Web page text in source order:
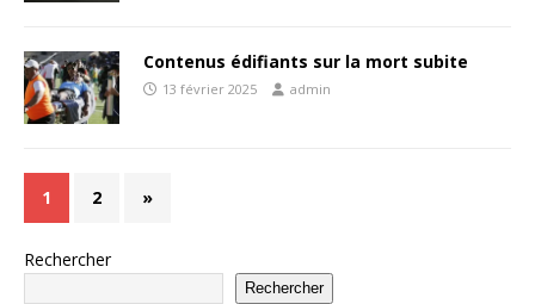
Contenus édifiants sur la mort subite
13 février 2025 admin
1 2 »
Rechercher
Rechercher